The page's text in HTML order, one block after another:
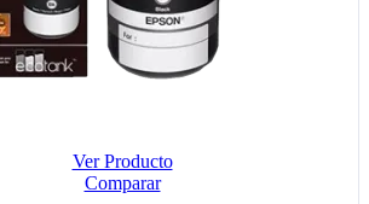
Ver Producto
Comparar